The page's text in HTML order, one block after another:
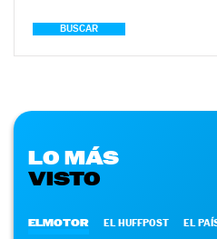
BUSCAR
LO MÁS
VISTO
ELMOTOR EL HUFFPOST EL